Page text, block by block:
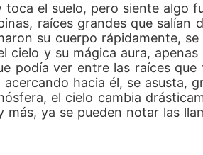
el suelo, pero siente algo
raíces grandes que salían
su cuerpo rápidamente,
y su mágica aura,
podía ver entre las raíces
hacia él, se asusta,
el cielo cambia
ya se pueden notar las